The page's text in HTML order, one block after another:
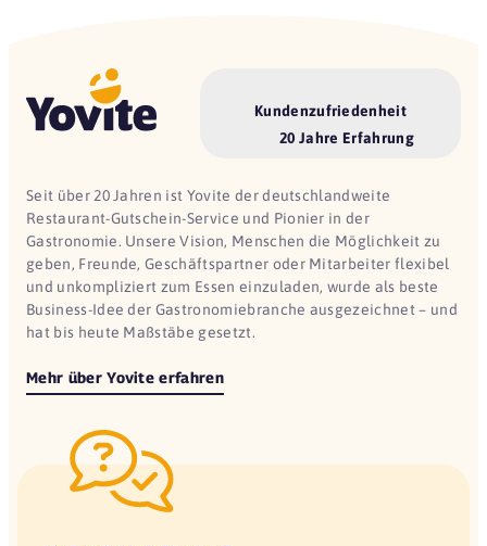
Kundenzufriedenheit
20 Jahre Erfahrung
Seit über 20 Jahren ist Yovite der deutschlandweite
Restaurant-Gutschein-Service und Pionier in der
Gastronomie. Unsere Vision, Menschen die Möglichkeit zu
geben, Freunde, Geschäftspartner oder Mitarbeiter flexibel
und unkompliziert zum Essen einzuladen, wurde als beste
Business-Idee der Gastronomiebranche ausgezeichnet – und
hat bis heute Maßstäbe gesetzt.
Mehr über Yovite erfahren